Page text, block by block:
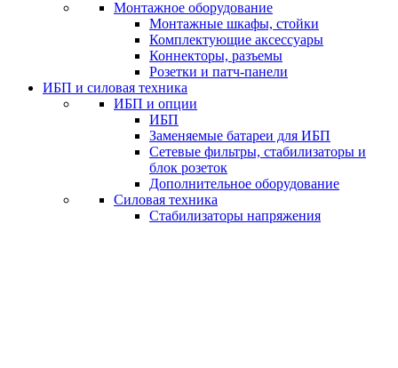
Монтажное оборудование
Монтажные шкафы, стойки
Комплектующие аксессуары
Коннекторы, разъемы
Розетки и патч-панели
ИБП и силовая техника
ИБП и опции
ИБП
Заменяемые батареи для ИБП
Сетевые фильтры, стабилизаторы и
блок розеток
Дополнительное оборудование
Силовая техника
Стабилизаторы напряжения